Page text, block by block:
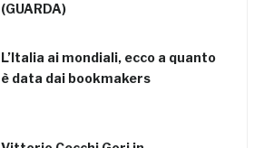
(GUARDA)
L’Italia ai mondiali, ecco a quanto
è data dai bookmakers